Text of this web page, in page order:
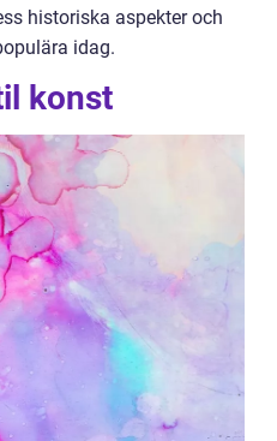
historiska aspekter och
idag.
konst